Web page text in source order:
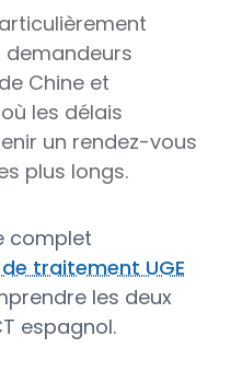
Chine et
les délais
un rendez-vous
plus longs.
complet
traitement UGE
les deux
espagnol.